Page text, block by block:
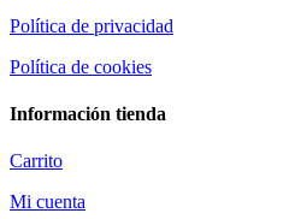
Política de privacidad
Política de cookies
Información tienda
Carrito
Mi cuenta